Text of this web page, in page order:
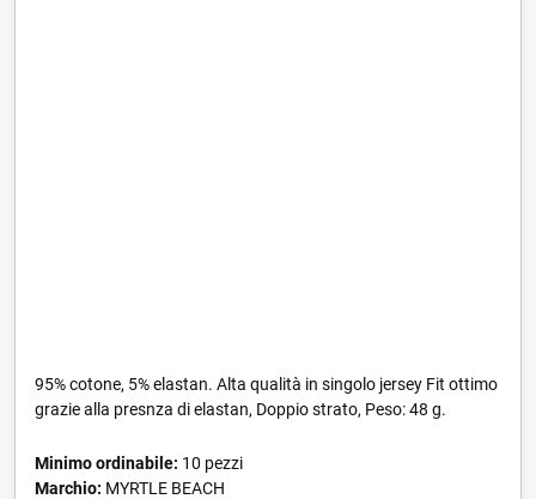
95% cotone, 5% elastan. Alta qualità in singolo jersey Fit ottimo
grazie alla presnza di elastan, Doppio strato, Peso: 48 g.
Minimo ordinabile: 10 pezzi
Marchio: MYRTLE BEACH